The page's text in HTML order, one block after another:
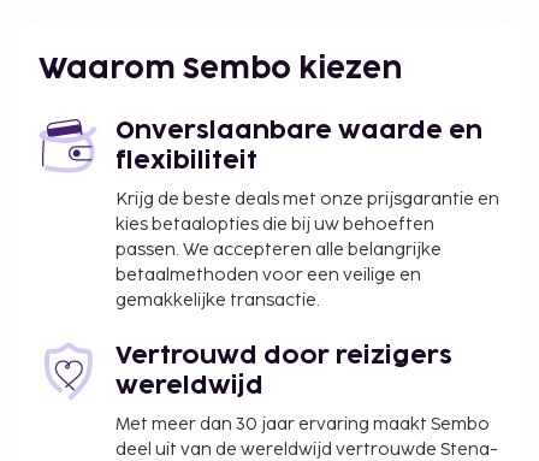
Enkele van de voorzieningen zijn een lift en een
Profiteer zoveel mogelijk van recreatieve
voorzieningen, met onder meer een
buitenzwembad, een bubbelbad en een sauna.
De volgende kosten dienen bij de accommodatie te
worden betaald. De kosten kunnen inclusief
toepasselijke belastingen zijn:
IDR 500000 te betalen.
accommodatie aan ons heeft doorgegeven.
Waarom Sembo kiezen
Onverslaanbare waarde en
flexibiliteit
Krijg de beste deals met onze prijsgarantie en
kies betaalopties die bij uw behoeften
passen. We accepteren alle belangrijke
betaalmethoden voor een veilige en
gemakkelijke transactie.
Vertrouwd door reizigers
wereldwijd
Met meer dan 30 jaar ervaring maakt Sembo
deel uit van de wereldwijd vertrouwde Stena-